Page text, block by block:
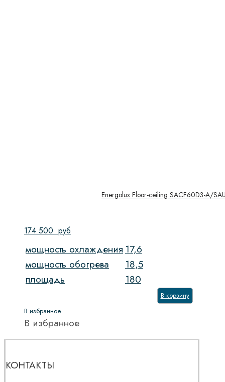
Energolux Floor-ceiling SACF60D3-A/
174 500 руб
мощность охлаждения 17,6
мощность обогрева
18,5
площадь
180
В корзину
В избранное
В избранное
КОНТАКТЫ